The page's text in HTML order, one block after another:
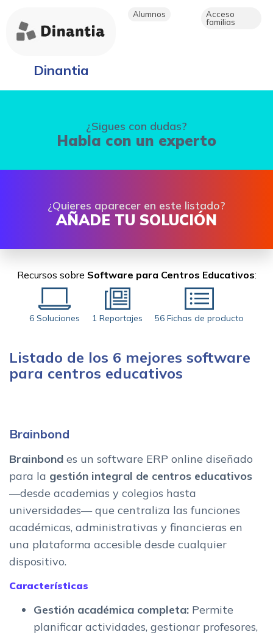
Dinantia
Alumnos
Acceso
familias
¿Sigues con dudas?
Habla con un experto
¿Quieres aparecer en este listado?
AÑADE TU SOLUCIÓN
Recursos sobre Software para Centros Educativos:
6 Soluciones 1 Reportajes 56 Fichas de producto
Listado de los 6 mejores software
para centros educativos
Brainbond
Brainbond es un software ERP online diseñado
para la gestión integral de centros educativos
—desde academias y colegios hasta
universidades— que centraliza las funciones
académicas, administrativas y financieras en
una plataforma accesible desde cualquier
dispositivo.
Características
Gestión académica completa: Permite
planificar actividades, gestionar profesores,